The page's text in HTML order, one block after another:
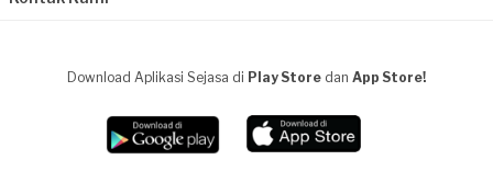
Download Aplikasi Sejasa di Play Store dan App Store!